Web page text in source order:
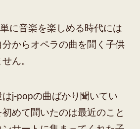
に音楽を楽しめる時代には
からオペラの曲を聞く子供
ん。
j-popの曲ばかり聞いてい
めて聞いたのは最近のこと